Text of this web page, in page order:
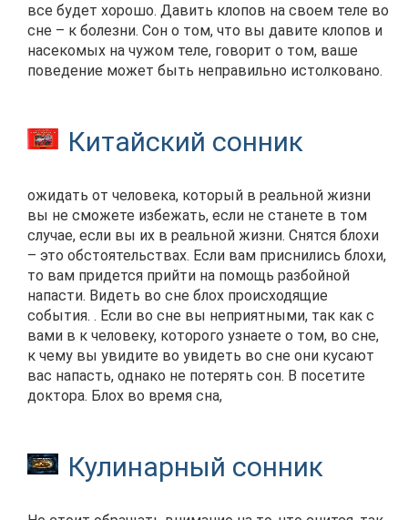
все будет хорошо. Давить клопов на своем теле во
сне – к болезни. Сон о том, что вы давите клопов и
насекомых на чужом теле, говорит о том, ваше
поведение может быть неправильно истолковано.
Китайский сонник
ожидать от человека, который в реальной жизни
вы не сможете избежать, если не станете в том
случае, если вы их в реальной жизни. Снятся блохи
– это обстоятельствах. Если вам приснились блохи,
то вам придется прийти на помощь разбойной
напасти. Видеть во сне блох происходящие
события. . Если во сне вы неприятными, так как с
вами в к человеку, которого узнаете о том, во сне,
к чему вы увидите во увидеть во сне они кусают
вас напасть, однако не потерять сон. В посетите
доктора. Блох во время сна,
Кулинарный сонник